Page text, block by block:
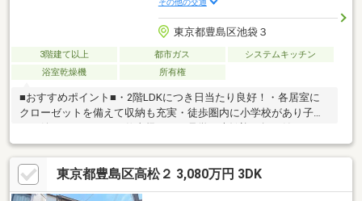
東京都豊島区池袋３
3階建て以上 都市ガス
システムキッチン
浴室乾燥機
所有権
■おすすめポイント■・2階LDKにつき日当たり良好！・各居室に
クローゼットを備えて収納も充実・徒歩圏内に小学校があり子育
てに嬉しいエリア・お仕事帰りのご見学も大歓迎・探し始めのお
客様、正しい家探しをお伝えします■交通アクセス■・山手線【池
袋】駅徒歩8分----------------------お気軽に下記の《資料請求》又は
《見学予約》ボタンをクリック！又は大和アクタス 0120-105-
111(通話無料)まで
東京都豊島区高松２ 3,080万円 3DK